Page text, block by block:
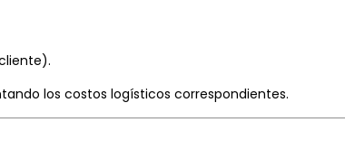
los costos logísticos correspondientes.